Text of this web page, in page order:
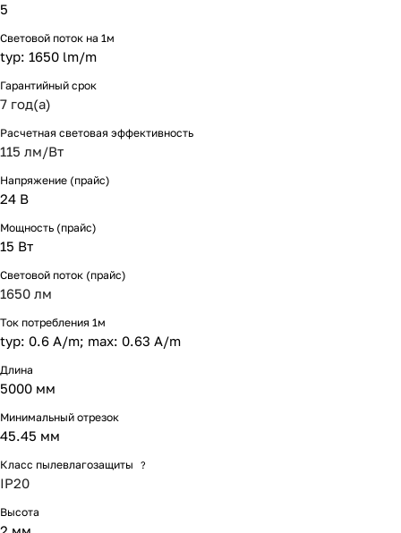
5
Световой поток на 1м
typ: 1650 lm/m
Гарантийный срок
7 год(а)
Расчетная световая эффективность
115 лм/Вт
Напряжение (прайс)
24 В
Мощность (прайс)
15 Вт
Световой поток (прайс)
1650 лм
Ток потребления 1м
typ: 0.6 A/m; max: 0.63 A/m
Длина
5000 мм
Минимальный отрезок
45.45 мм
Класс пылевлагозащиты ?
IP20
Высота